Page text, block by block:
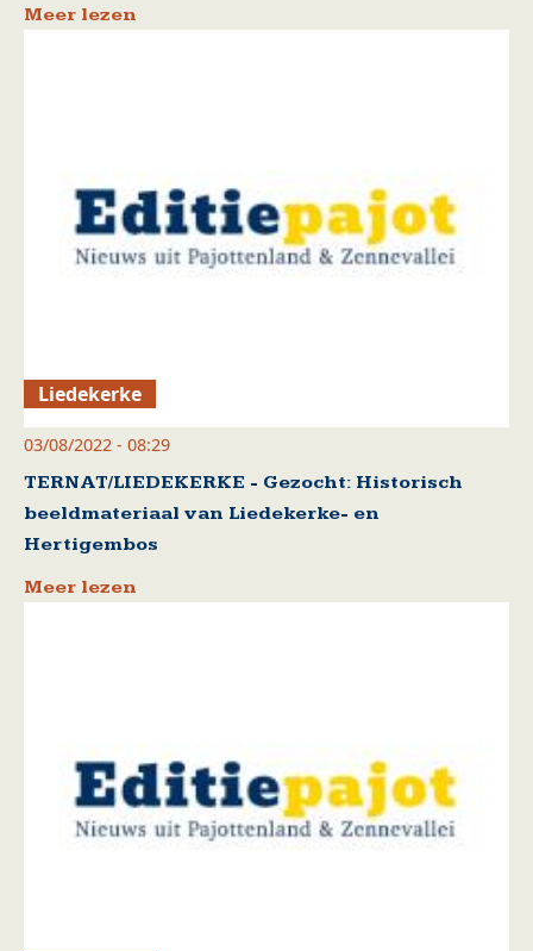
Meer lezen
Liedekerke
03/08/2022 - 08:29
TERNAT/LIEDEKERKE - Gezocht: Historisch
beeldmateriaal van Liedekerke- en
Hertigembos
Meer lezen